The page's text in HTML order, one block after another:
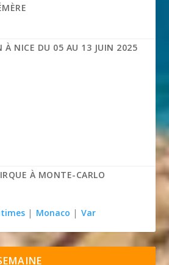
À NICE DU 05 AU 13 JUIN 2025
À MONTE-CARLO
| Monaco | Var